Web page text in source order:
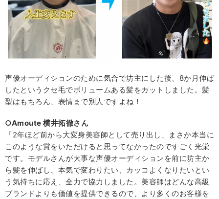
声優オーディションのために気合で坊主にした後、8か月伸ば
したというクセ毛でボリュームある髪をカットしました。髪
型はもちろん、表情まで別人ですよね！
○Amoute 横井拓徹さん
「2年ほど前から大変身美容師として売り出し、まさか本当に
このような賞をいただけると思ってなかったのですごく光栄
です。モデルさんが大事な声優オーディションを前に坊主か
ら髪を伸ばし、本気で変わりたい、カッコよくなりたいとい
う気持ちに応え、全力で協力しました。美容師はどんな高級
ブランドよりも価値を提供できるので、より多くのお客様を